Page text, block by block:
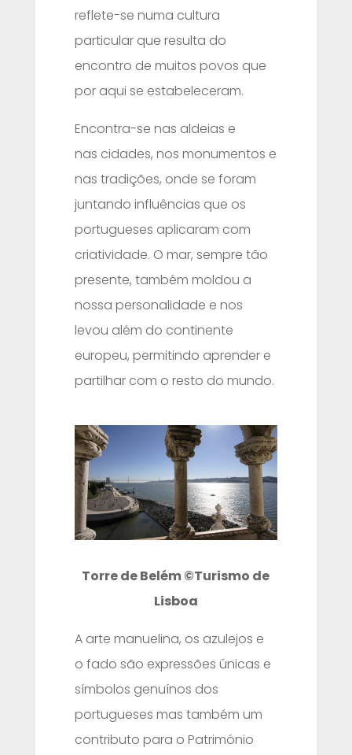
reflete-se numa cultura
particular que resulta do
encontro de muitos povos que
por aqui se estabeleceram.
Encontra-se nas aldeias e
nas cidades, nos monumentos e
nas tradições, onde se foram
juntando influências que os
portugueses aplicaram com
criatividade. O mar, sempre tão
presente, também moldou a
nossa personalidade e nos
levou além do continente
europeu, permitindo aprender e
partilhar com o resto do mundo.
Torre de Belém ©Turismo de
Lisboa
A arte manuelina, os azulejos e
o fado são expressões únicas e
símbolos genuínos dos
portugueses mas também um
contributo para o Património